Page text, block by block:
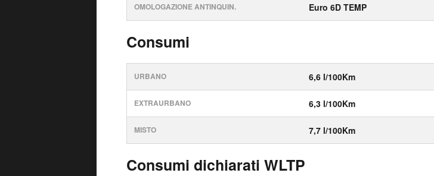
OMOLOGAZIONE ANTINQUIN. Euro 6D TEMP
Consumi
URBANO 6,6 l/100Km
EXTRAURBANO 6,3 l/100Km
MISTO 7,7 l/100Km
Consumi dichiarati WLTP